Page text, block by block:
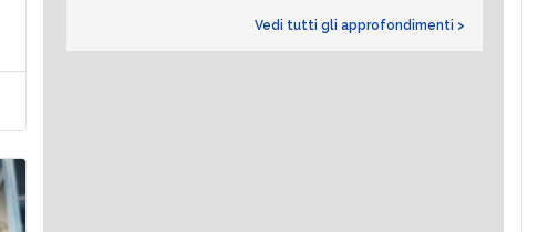
Vedi tutti gli approfondimenti >